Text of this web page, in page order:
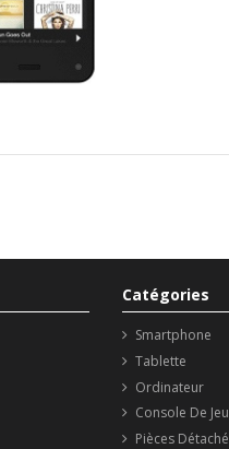
Catégories
Smartphone
Tablette
Ordinateur
Console De
Pièces